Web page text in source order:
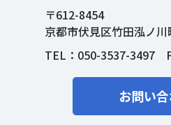
〒612-8454
京都市伏見区竹田泓ノ
TEL： 050-3537-3497
お問い